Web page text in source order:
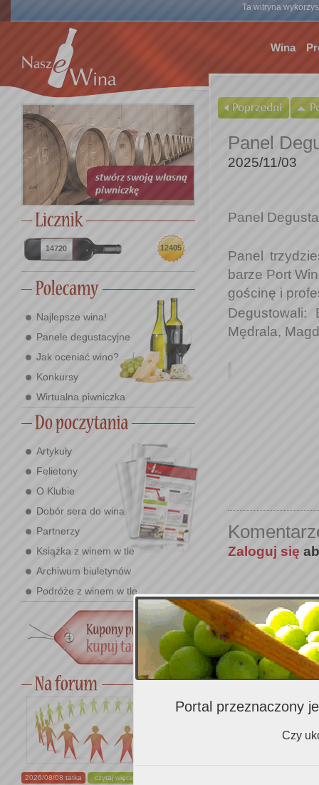
Ta witryna
Wina
14720 12405
Najlepsze wina!
Panele degustacyjne
Jak oceniać wino?
Konkursy
Wirtualna piwniczka
Artykuły
Felietony
O Klubie
Dobór sera do wina
Partnerzy
Książka z winem w tle
Archiwum biuletynów
Podróże z winem w tle
2026/08/08 tatka czytaj więcej...
Panel
2025/11/03
Panel
Panel
barze Port
gościnę i
Degustowali:
Mędrala,
Zaloguj się
Portal przeznaczony
Czy